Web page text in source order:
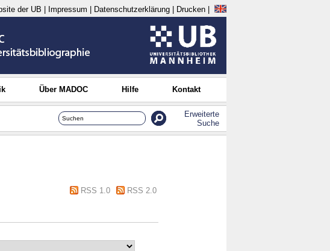
der UB Impressum Datenschutzerklärung Drucken
Über MADOC Hilfe Kontakt
Erweiterte
Suche
RSS 1.0
RSS 2.0